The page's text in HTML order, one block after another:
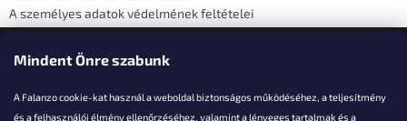
Mindent Önre szabunk
A Falanzo cookie-kat használ a weboldal biztonságos működéséhez, a teljesítmény
és a felhasználói élmény ellenőrzéséhez, valamint a lényeges tartalmak és a
A személyes adatok védelmének feltételei
Elérhetőségi adatok